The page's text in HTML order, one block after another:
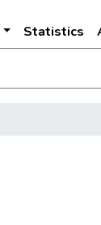
Statistics